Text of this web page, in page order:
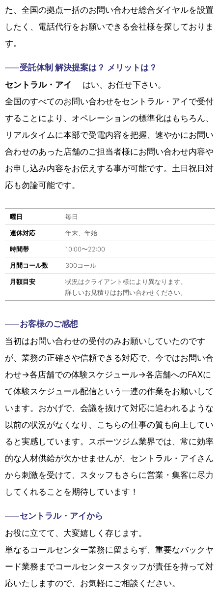
た、全国の拠点一括のお問い合わせ総合ダイヤルを設置
したく、電話代行をお願いできる会社様を探しておりま
す。
受託体制 解決提案は？ メリットは？
セントラル・アイ
はい、お任せ下さい。
全国のすべてのお問い合わせをセントラル・アイで受付
することにより、オペレーションの標準化はもちろん、
リアルタイムに本部で受電内容を把握、速やかにお問い
合わせのあった店舗のご担当者様にお問い合わせ内容や
お申し込み内容をお伝えする事が可能です。土日祝日対
応も勿論可能です。
曜日 毎日
連休対応 年末、年始
時間帯
月間コール数
月額目安
状況はクライアント様により異なります。
詳しいお見積りはお問い合わせください。
お客様のご感想
当初はお問い合わせの受付のみお願いしていたのです
が、業務の正確さや信頼できる対応で、今ではお問い合
わせ→各店舗での体験スケジュール→各店舗へのFAXに
て体験スケジュール配信という一連の作業をお願いして
います。おかげで、会議を抜けて対応に追われるような
以前の状況がなくなり、こちらの仕事の質も向上してい
ると実感しています。スポーツジム業界では、常に効率
的な人材供給が欠かせませんが、セントラル・アイさん
から刺激を受けて、スタッフもさらに営業・集客に尽力
してくれることを期待しています！
セントラル・アイから
お役に立てて、大変嬉しく存じます。
単なるコールセンター業務に留まらず、重要なバックヤ
ード業務までコールセンタースタッフが責任を持って対
応いたしますので、お気軽にご相談ください。